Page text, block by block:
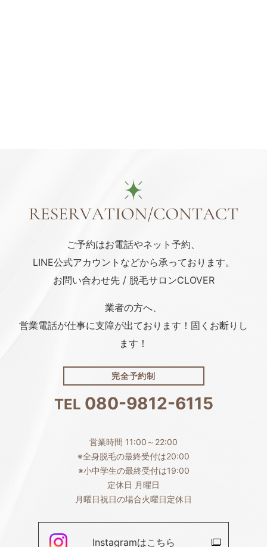
ご予約はお電話やネット予約、
LINE公式アカウント などから承っております。
お問い合わせ先 / 脱毛サロンCLOVER
業者の方へ、
営業電話が仕事に支障が出ております！固くお断りし
ます！
完全予約制
TEL 080-9812-6115
営業時間 11:00～22:00
※全身脱毛の最終受付は20:00
※小中学生の最終受付は19:00
定休日 月曜日
月曜日祝日の場合火曜日定休日
Instagramはこちら